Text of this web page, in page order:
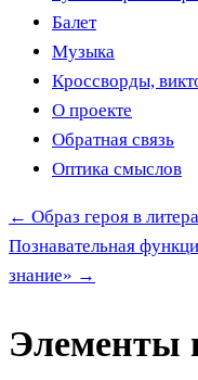
Балет
Музыка
Кроссворды,
О проекте
Обратная связь
Оптика смыслов
← Образ героя в
Познавательная
знание» →
Элементы